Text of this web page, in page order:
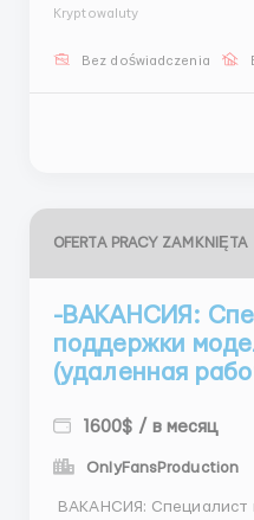
Рабочую
Kryptowaluty
Bez doświadczenia
OFERTA PRACY ZAMKNIĘTA
-ВАКАНСИЯ:
поддержки
(удаленная
1600$ / в месяц
OnlyFansProduction
ВАКАНСИЯ: Специалист